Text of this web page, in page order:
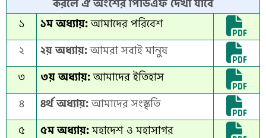
করলে ঐ অংশের পিডিএফ দেখা যাবে
১
১ম অধ্যায়:আমাদের পরিবেশ
২
২য় অধ্যায়:আমরা সবাই মানুষ
৩
৩য় অধ্যায়:আমাদের ইতিহাস
৪
৪র্থ অধ্যায়:আমাদের সংস্কৃতি
৫
৫ম অধ্যায়:মহাদেশ ও মহাসাগর